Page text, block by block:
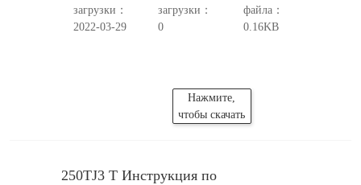
загрузки：
2022-03-29
загрузки：
0
файла：
0.16KB
Нажмите,
чтобы скачать
250TJ3 T Инструкция по